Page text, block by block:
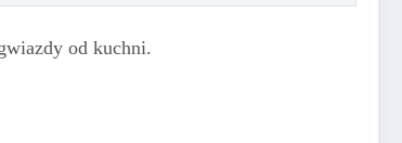
od kuchni.